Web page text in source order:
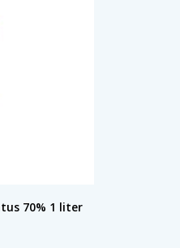
70% 1 liter